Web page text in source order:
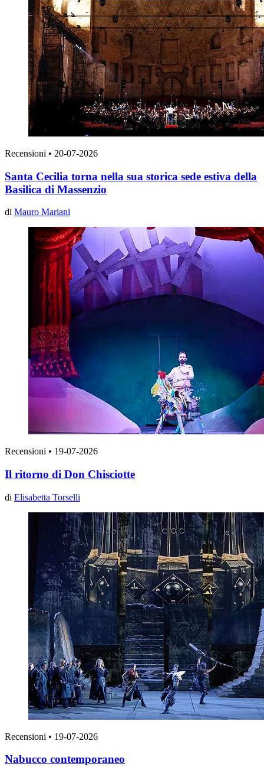
Recensioni • 20-07-2026
Santa Cecilia torna nella sua storica sede estiva della
Basilica di Massenzio
di Mauro Mariani
Recensioni • 19-07-2026
Il ritorno di Don Chisciotte
di Elisabetta Torselli
Recensioni • 19-07-2026
Nabucco contemporaneo